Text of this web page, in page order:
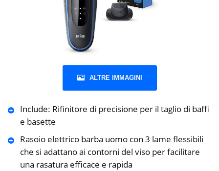
ALTRE IMMAGINI
Include: Rifinitore di precisione per il taglio di baffi
e basette
Rasoio elettrico barba uomo con 3 lame flessibili
che si adattano ai contorni del viso per facilitare
una rasatura efficace e rapida